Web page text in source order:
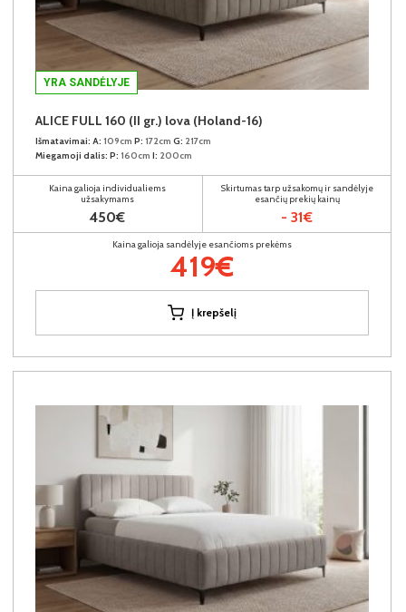
YRA SANDĖLYJE
ALICE FULL 160 (II gr.) lova (Holand-16)
Išmatavimai: A: 109cm P: 172cm G: 217cm
Miegamoji dalis: P: 160cm I: 200cm
Kaina galioja individualiems
užsakymams
450€
Skirtumas tarp užsakomų ir sandėlyje
esančių prekių kainų
- 31€
Kaina galioja sandėlyje esančioms prekėms
419€
Į krepšelį